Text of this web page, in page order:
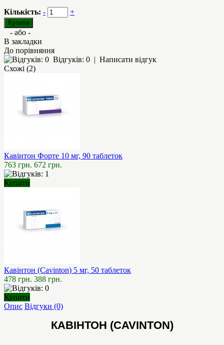
Кількість: - +
- або -
В закладки
До порівняння
Відгуків: 0 | Написати відгук
Схожі (2)
Кавінтон Форте 10 мг, 90 таблеток
763 грн. 672 грн.
Купити
Кавінтон (Cavinton) 5 мг, 50 таблеток
478 грн. 388 грн.
Купити
Опис Відгуки (0)
КАВІНТОН (СAVINTON)